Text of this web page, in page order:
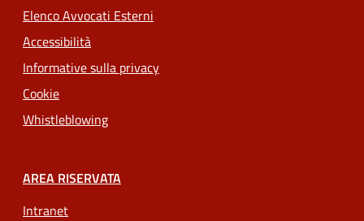
Elenco Avvocati Esterni
Accessibilità
Informative sulla privacy
Cookie
Whistleblowing
AREA RISERVATA
Intranet